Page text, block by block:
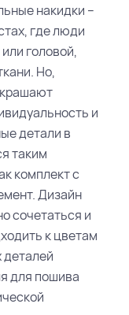
накидки –
где люди
головой,
Но,
и
детали в
таким
комплект с
Дизайн
сочетаться и
к цветам
деталей
для пошива